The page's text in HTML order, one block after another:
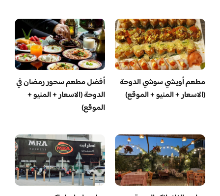
مطعم أويشي سوشي الدوحة
(الاسعار + المنيو + الموقع)
أفضل مطعم سحور رمضان في
الدوحة (الاسعار + المنيو +
الموقع)